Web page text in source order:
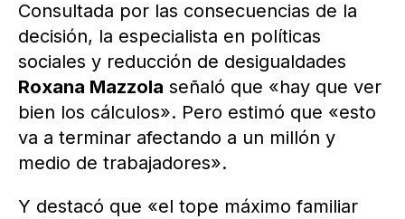
Consultada por las consecuencias de la
decisión, la especialista en políticas
sociales y reducción de desigualdades
Roxana Mazzola señaló que «hay que ver
bien los cálculos». Pero estimó que «esto
va a terminar afectando a un millón y
medio de trabajadores».
Y destacó que «el tope máximo familiar